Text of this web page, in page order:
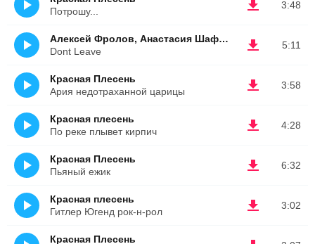
3:48
Потрошу...
5:11
Алексей Фролов, Анастасия Шафран
Dont Leave
3:58
Красная Плесень
Ария недотраханной царицы
4:28
Красная плесень
По реке плывет кирпич
6:32
Красная Плесень
Пьяный ежик
3:02
Красная плесень
Гитлер Югенд рок-н-рол
Красная Плесень